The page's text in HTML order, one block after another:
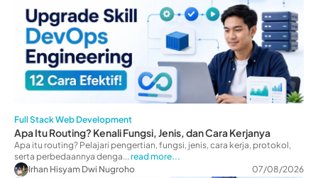
Full Stack Web Development
Apa Itu Routing? Kenali Fungsi, Jenis, dan Cara Kerjanya
Apa itu routing? Pelajari pengertian, fungsi, jenis, cara kerja, protokol,
serta perbedaannya denga...read more...
Irhan Hisyam Dwi Nugroho
07/08/2026